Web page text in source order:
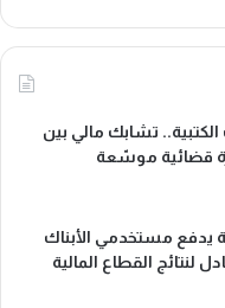
تشابك مالي بين
قضائية موسّعة
يدفع مستخدمي الأبناك
لنتائج القطاع المالية